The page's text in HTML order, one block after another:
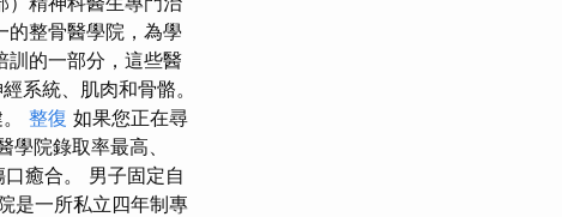
的整骨醫學院，為學
訓的一部分，這些醫
系統、肌肉和骨骼。
整復 如果您正在尋
院錄取率最高、
癒合。 男子固定自
是一所私立四年制專